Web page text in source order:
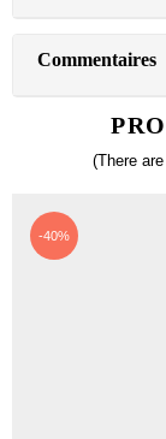
Commentaires
(There
-40%